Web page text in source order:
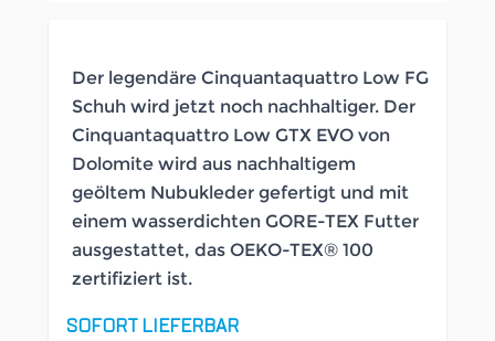
Der legendäre Cinquantaquattro Low FG
Schuh wird jetzt noch nachhaltiger. Der
Cinquantaquattro Low GTX EVO von
Dolomite wird aus nachhaltigem
geöltem Nubukleder gefertigt und mit
einem wasserdichten GORE-TEX Futter
ausgestattet, das OEKO-TEX® 100
zertifiziert ist.
SOFORT LIEFERBAR